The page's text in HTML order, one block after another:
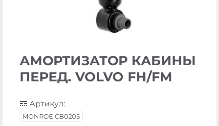
АМОРТИЗАТОР КАБИНЫ
ПЕРЕД. VOLVO FH/FM
Артикул:
MONROE CB0205